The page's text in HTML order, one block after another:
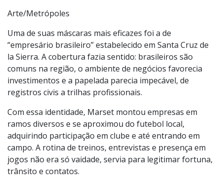
Arte/Metrópoles
Uma de suas máscaras mais eficazes foi a de
“empresário brasileiro” estabelecido em Santa Cruz de
la Sierra. A cobertura fazia sentido: brasileiros são
comuns na região, o ambiente de negócios favorecia
investimentos e a papelada parecia impecável, de
registros civis a trilhas profissionais.
Com essa identidade, Marset montou empresas em
ramos diversos e se aproximou do futebol local,
adquirindo participação em clube e até entrando em
campo. A rotina de treinos, entrevistas e presença em
jogos não era só vaidade, servia para legitimar fortuna,
trânsito e contatos.